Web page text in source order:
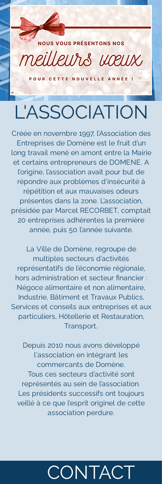
L'ASSOCIATION
Créée en novembre 1997, l’Association des
Entreprises de Domène est le fruit d’un
long travail mené en amont entre la Mairie
et certains entrepreneurs de DOMENE. A
l’origine, l’association avait pour but de
répondre aux problèmes d’insécurité à
répétition et aux mauvaises odeurs
présentes dans la zone. L’association,
présidée par Marcel RECORBET, comptait
20 entreprises adhérentes la première
année, puis 50 l’année suivante.
La Ville de Domène, regroupe de
multiples secteurs d’activités
représentatifs de l’économie régionale,
hors administration et secteur financier :
Négoce alimentaire et non alimentaire,
Industrie, Bâtiment et Travaux Publics,
Services et conseils aux entreprises et aux
particuliers, Hôtellerie et Restauration,
Transport.
Depuis 2010 nous avons développé
l'association en intégrant les
commercants de Domène.
Tous ces secteurs d’activité sont
représentés au sein de l’association.
Les présidents successifs ont toujours
veillé à ce que l’esprit originel de cette
association perdure.
CONTACT